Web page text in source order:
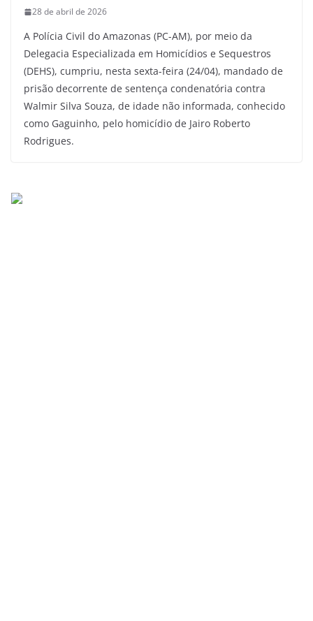
28 de abril de 2026
A Polícia Civil do Amazonas (PC-AM), por meio da
Delegacia Especializada em Homicídios e Sequestros
(DEHS), cumpriu, nesta sexta-feira (24/04), mandado de
prisão decorrente de sentença condenatória contra
Walmir Silva Souza, de idade não informada, conhecido
como Gaguinho, pelo homicídio de Jairo Roberto
Rodrigues.